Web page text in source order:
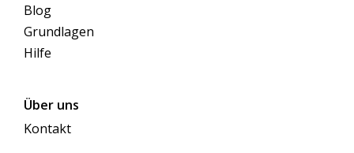
Blog
Grundlagen
Hilfe
Über uns
Kontakt